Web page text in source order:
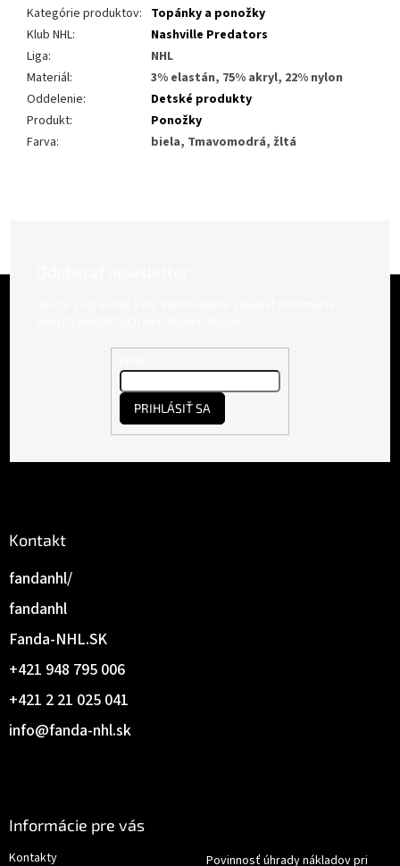
Kategórie produktov: Topánky a ponožky
Klub NHL:
Nashville Predators
Liga:
NHL
Materiál:
3% elastán, 75% akryl, 22% nylon
Oddelenie:
Detské produkty
Produkt:
Ponožky
Farva: biela, Tmavomodrá, žltá
Kontakt
info@fanda-nhl.sk
+421 2 21 025 041
+421 948 795 006
Fanda-NHL.SK
fandanhl
fandanhl/
Informácie pre vás
Kontakty Povinnosť úhrady nákladov pri
PRIHLÁSIŤ SA